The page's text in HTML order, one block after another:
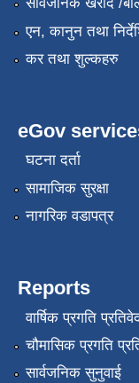
एन, कानुन तथा
कर तथा शुल्कहरु
eGov
घटना दर्ता
सामाजिक सुरक्षा
नागरिक वडापत्र
Reports
वार्षिक प्रगति
चौमासिक प्रगति
सार्वजनिक सुनुवाई